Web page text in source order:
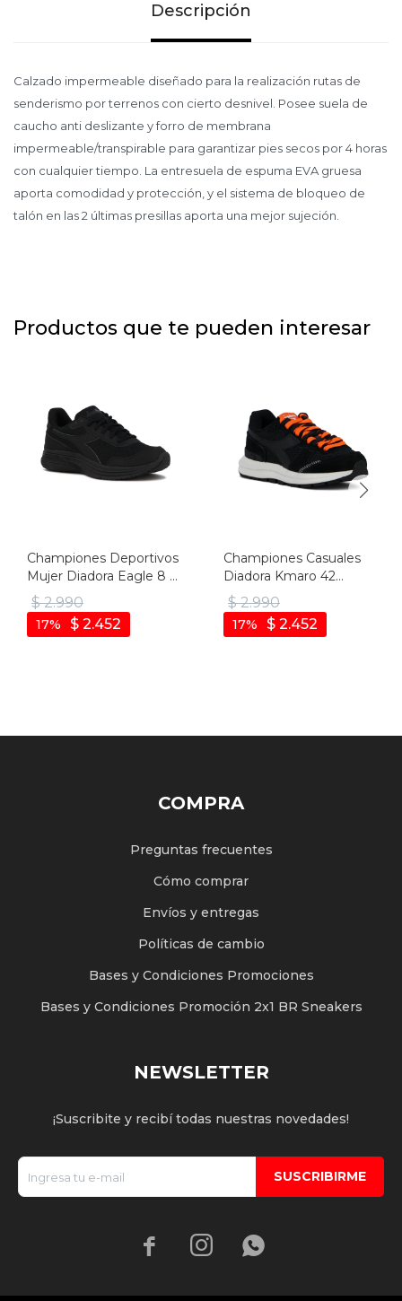
Descripción
Calzado impermeable diseñado para la realización rutas de
senderismo por terrenos con cierto desnivel. Posee suela de
caucho anti deslizante y forro de membrana
impermeable/transpirable para garantizar pies secos por 4 horas
con cualquier tiempo. La entresuela de espuma EVA gruesa
aporta comodidad y protección, y el sistema de bloqueo de
talón en las 2 últimas presillas aporta una mejor sujeción.
Productos que te pueden interesar
Championes Deportivos
Mujer Diadora Eagle 8 -
Negro-negro
$ 2.990
$ 2.452
17
Championes Casuales
Diadora Kmaro 42
Pigskin Wax Unisex -
Negro-negro
$ 2.990
$ 2.452
17
COMPRA
Preguntas frecuentes
Cómo comprar
Envíos y entregas
Políticas de cambio
Bases y Condiciones Promociones
Bases y Condiciones Promoción 2x1 BR Sneakers
NEWSLETTER
¡Suscribite y recibí todas nuestras novedades!
SUSCRIBIRME
  